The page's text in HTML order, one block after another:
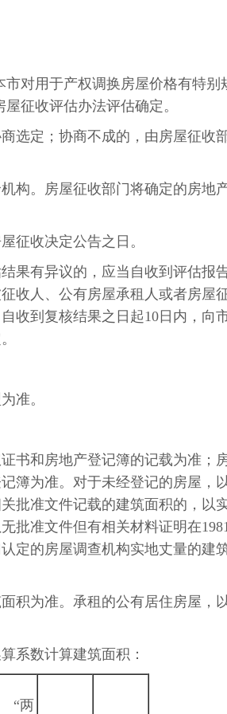
对用于产权调换房屋价格有特别
征收评估办法评估确定。
选定；协商不成的，由房屋征收
构。房屋征收部门将确定的房地
征收决定公告之日。
果有异议的，应当自收到评估报
收人、公有房屋承租人或者房屋
收到复核结果之日起10日内，向
准。
书和房地产登记簿的记载为准；
簿为准。对于未经登记的房屋，
批准文件记载的建筑面积的，以
批准文件但有相关材料证明在
定的房屋调查机构实地丈量的建
积为准。承租的公有居住房屋，
系数计算建筑面积：
“两